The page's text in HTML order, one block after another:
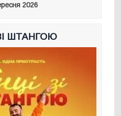
2026
ШТАНГОЮ